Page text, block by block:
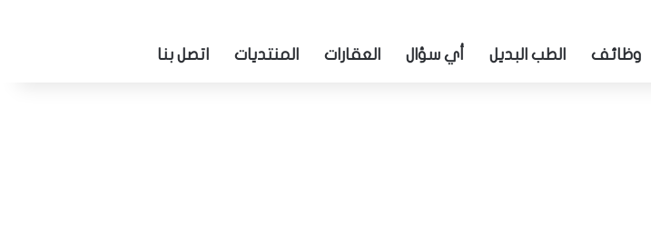
وظائف الطب البديل أي سؤال العقارات المنتديات اتصل بنا